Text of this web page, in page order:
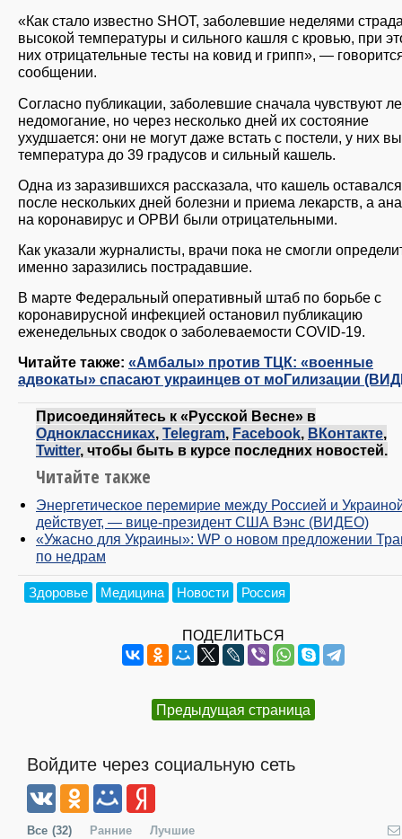
«Как стало известно SHOT, заболевшие неделями
высокой температуры и сильного кашля с кровью, при
них отрицательные тесты на ковид и грипп», —
сообщении.
Согласно публикации, заболевшие сначала чувствуют
недомогание, но через несколько дней их состояние
ухудшается: они не могут даже встать с постели, у них
температура до 39 градусов и сильный кашель.
Одна из заразившихся рассказала, что кашель
после нескольких дней болезни и приема лекарств, а
на коронавирус и ОРВИ были отрицательными.
Как указали журналисты, врачи пока не смогли
именно заразились пострадавшие.
В марте Федеральный оперативный штаб по борьбе с
коронавирусной инфекцией остановил публикацию
еженедельных сводок о заболеваемости COVID-19.
Читайте также: «Амбалы» против ТЦК: «военные
адвокаты» спасают украинцев от моГилизации
Присоединяйтесь к «Русской Весне» в
Одноклассниках Telegram Facebook ВКонтакте
Twitter, чтобы быть в курсе последних новостей.
Читайте также
Энергетическое перемирие между Россией и
действует, — вице-президент США Вэнс (ВИДЕО)
«Ужасно для Украины»: WP о новом предложении
по недрам
Здоровье Медицина Новости Россия
ПОДЕЛИТЬСЯ
Предыдущая страница
Войдите через социальную сеть
Все (32) Ранние Лучшие